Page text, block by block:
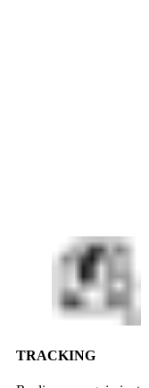
TRACKING